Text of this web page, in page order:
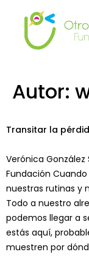
Autor:
Transitar la
Verónica
Fundación
nuestras rutinas y
Todo a nuestro
podemos llegar a
estás aquí,
muestren por